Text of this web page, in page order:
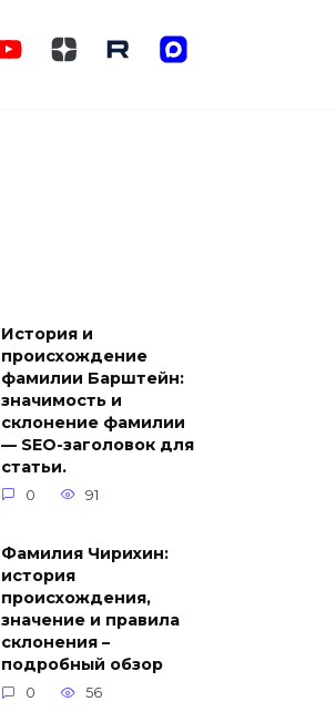
История и
происхождение
фамилии Барштейн:
значимость и
склонение фамилии
— SEO-заголовок для
статьи.
0 91
Фамилия Чирихин:
история
происхождения,
значение и правила
склонения –
подробный обзор
0 56